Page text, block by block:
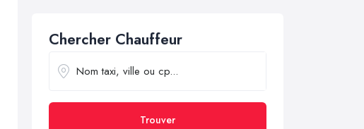
Chercher Chauffeur
Trouver